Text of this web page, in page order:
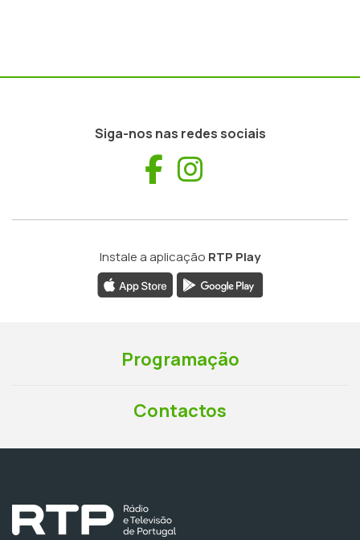
Siga-nos nas redes sociais
Facebook
Instale a aplicação RTP Play
Programação
Contactos